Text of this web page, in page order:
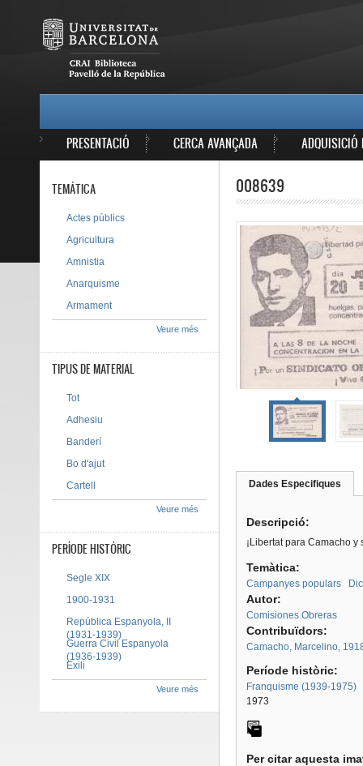
PRESENTACIÓ CERCA AVANÇADA ADQUISICIÓ
008639
Dades Especifiques
Descripció:
¡Libertat para Camacho
Temàtica:
Campanyes populars
Autor:
Comisiones Obreras
Contribuïdors:
Camacho, Marcelino,
Període històric:
Franquisme (1939-1975)
1973
Per citar aquesta
TEMÀTICA
Actes públics
Agricultura
Amnistia
Anarquisme
Armament
Veure més
TIPUS DE MATERIAL
Tot
Adhesiu
Banderí
Bo d'ajut
Cartell
Veure més
PERÍODE HISTÒRIC
Segle XIX
1900-1931
República Espanyola, II
(1931-1939)
Guerra Civil Espanyola
(1936-1939)
Exili
Veure més